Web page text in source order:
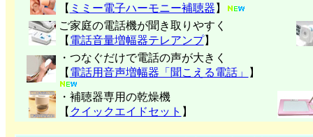
【 ミミー電子ハーモニー補聴器 】
ご家庭の電話機が聞き取りやすく
【 電話音量増幅器テレアンプ】
・つなぐだけで電話の声が大きく
【 電話用音声増幅器「聞こえる電話」 】
・補聴器専用の乾燥機
【 クイックエイドセット 】